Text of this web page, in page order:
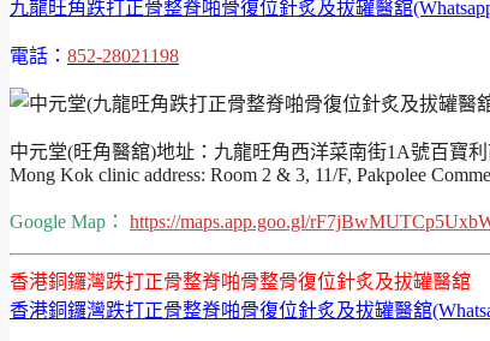
九龍旺角跌打正骨整脊啪骨復位針炙及拔罐醫舘
電話： 852-28021198
中元堂(旺角醫舘)地址：九龍旺角西洋菜南街1A號百寶
Mong Kok clinic address: Room 2 & 3, 11/F, Pakpolee
Google Map： https://maps.app.goo.gl/
香港銅鑼灣跌打正骨整脊啪骨整骨復位針炙及拔罐醫舘
香港銅鑼灣跌打正骨整脊啪骨復位針炙及拔罐醫舘